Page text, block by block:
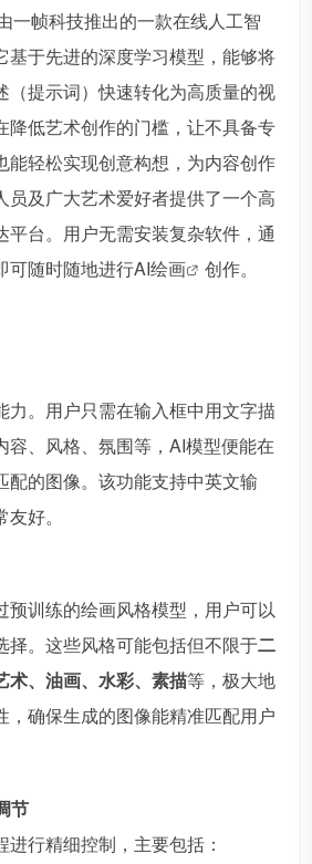
一帧科技推出的一款在线人工智
基于先进的深度学习模型，能够将
（提示词）快速转化为高质量的视
降低艺术创作的门槛，让不具备专
能轻松实现创意构想，为内容创作
员及广大艺术爱好者提供了一个高
平台。用户无需安装复杂软件，通
可随时随地进行AI绘画 创作。
力。用户只需在输入框中用文字描
容、风格、氛围等，AI模型便能在
配的图像。该功能支持中英文输
好。
预训练的绘画风格模型，用户可以
择。这些风格可能包括但不限于二
术、油画、水彩、素描等，极大地
，确保生成的图像能精准匹配用户
节
行精细控制，主要包括：